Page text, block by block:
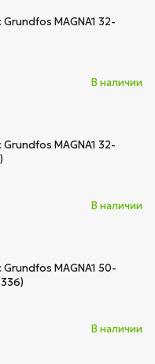
MAGNA1 32-
В наличии
MAGNA1 32-
В наличии
MAGNA1 50-
В наличии